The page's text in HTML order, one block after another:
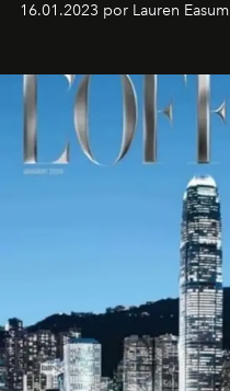
16.01.2023 por Lauren Easum